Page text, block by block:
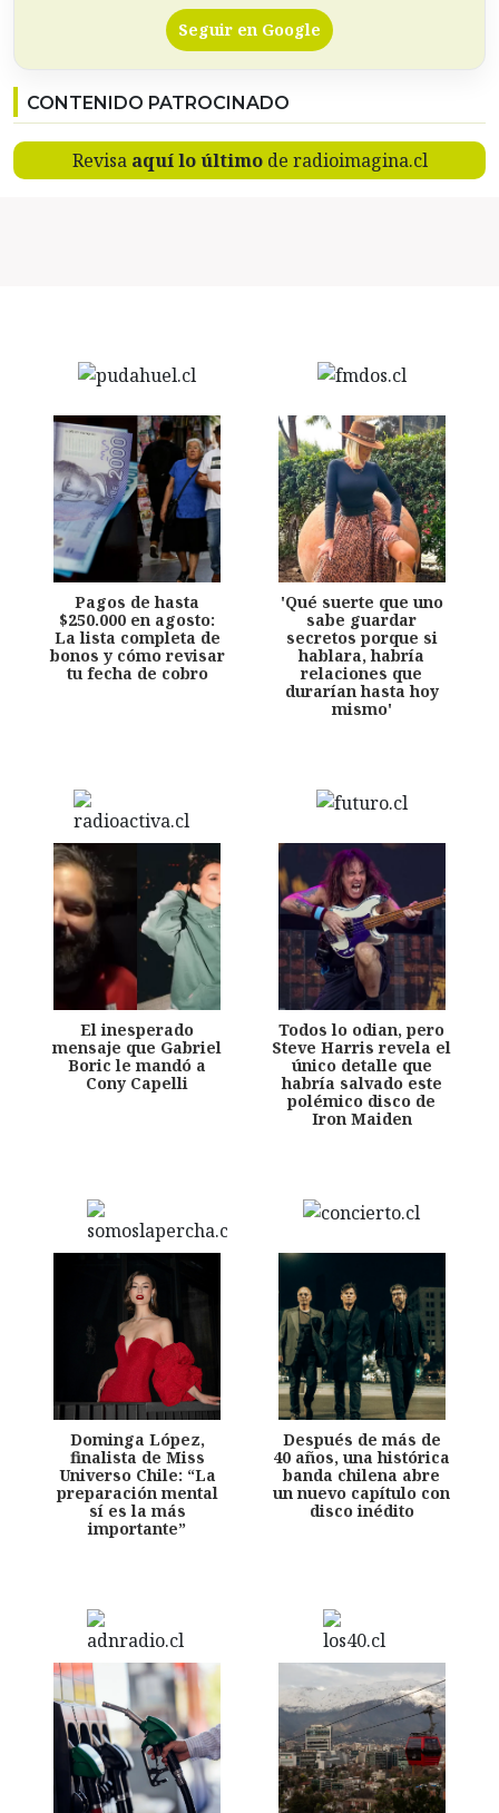
Seguir en Google
CONTENIDO PATROCINADO
Revisa aquí lo últimode radioimagina.cl
Pagos de hasta
$250.000 en agosto:
La lista completa de
bonos y cómo revisar
tu fecha de cobro
'Qué suerte que uno
sabe guardar
secretos porque si
hablara, habría
relaciones que
durarían hasta hoy
mismo'
El inesperado
mensaje que Gabriel
Boric le mandó a
Cony Capelli
Todos lo odian, pero
Steve Harris revela el
único detalle que
habría salvado este
polémico disco de
Iron Maiden
Dominga López,
finalista de Miss
Universo Chile: “La
preparación mental
sí es la más
importante”
Después de más de
40 años, una histórica
banda chilena abre
un nuevo capítulo con
disco inédito